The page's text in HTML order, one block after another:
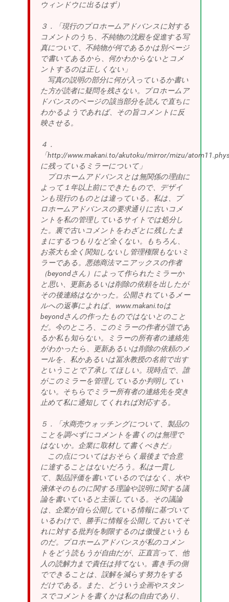
ウィンドウに出るはず）
３．「現行のプロホームアドバンスに対する
コメントのうち、不純物の沈殿を促進する写
真について、不純物が何であるかは別ページ
で書いてあるから、何かわからないとコメ
ントするのは正しくない」
写真の説明の部分に何が入っているか書い
た方が読者に疑問を残さない。プロホームア
ドバンスのページの該当部分を読んで直ちに
わかるようであれば、その旨コメントに反
映させる。
４．
「http://www.makani.to/akutoku/mirror/mizu/
に残っているミラーについて」
プロホームアドバンスとは無関係の理由に
よって１年以上前にできたもので、デザイ
ンも現行のものとは違っている。私は、プ
ロホームアドバンスの要求通りに古いコメ
ントを私の管理しているサイトでは処分し
た。裏で古いコメントをわざとに残したま
まにするつもりなど全くない。もちろん、
お茶大も全く関知しないし管理権限もないミ
ラーである。悪徳商法マニアックスの作者
（beyondさん）によって作られたミラーか
と思い、更新あるいは削除の依頼を出したが
その後連絡はなかった。公開されているメー
ルへの返事によれば、www.makani.toは
beyondさんの作ったものではないとのこと
だ。今のところ、このミラーの作者が誰であ
るか私も知らない。ミラーの所有者の連絡先
がわかったら、更新あるいは削除の依頼のメ
ールを、私かあるいは冨永教授の名前で出す
ということで了承してほしい。現時点で、誰
がこのミラーを管理しているか判明してい
ない。そちらでミラー所有者の連絡先を突き
止めて私に通知してくれれば対応する。
５．「水商売ウォッチングについて、製品の
ことを調べずにコメントを書くのは無理で
はないか。企業に取材して書くべきだ」
この点についてはおそらく最後まで合意
に達することはないだろう。私は一貫し
て、製品評価を書いているのではなく、水や
液体そのものに関する理論や説明に関する議
論を書いていると主張している。その議論
は、企業が自ら公開している情報に基づいて
いるわけで、勝手に情報を公開しておいてそ
れに対する批判を制限するのは傲慢というも
のだ。プロホームアドバンスが私のコメン
トをどう読もうが自由だが、正直言って、他
人の読解力まで責任は持てない。書き手の側
でできることは、誤解を減らす努力をする
だけである。また、どういう企画やスタン
スでコメントを書くかは私の自由であり、